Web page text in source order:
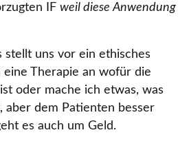
IF weil diese Anwendung
stellt uns vor ein ethisches
eine Therapie an wofür die
oder mache ich etwas, was
aber dem Patienten besser
es auch um Geld.